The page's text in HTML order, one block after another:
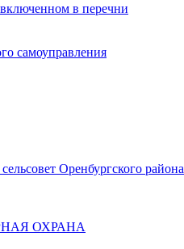
в перечни
самоуправления
Оренбургского района
ОХРАНА